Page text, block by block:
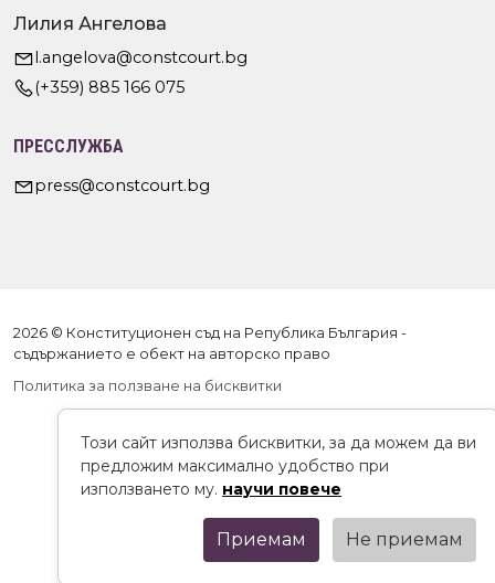
Лилия Ангелова
l.angelova@constcourt.bg
(+359) 885 166 075
ПРЕССЛУЖБА
press@constcourt.bg
2026 © Конституционен съд на Република България -
съдържанието е обект на авторско право
Политика за ползване на бисквитки
Този сайт използва бисквитки, за да можем да ви
предложим максимално удобство при
използването му. научи повече
Приемам Не приемам